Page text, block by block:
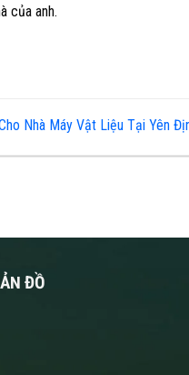
của anh.
Nhà Máy Vật Liệu Tại Yên
ĐỒ